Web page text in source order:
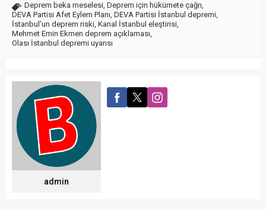
Deprem beka meselesi, Deprem için hükümete çağrı,
DEVA Partisi Afet Eylem Planı, DEVA Partisi İstanbul depremi,
İstanbul’un deprem riski, Kanal İstanbul eleştirisi,
Mehmet Emin Ekmen deprem açıklaması,
Olası İstanbul depremi uyarısı
admin